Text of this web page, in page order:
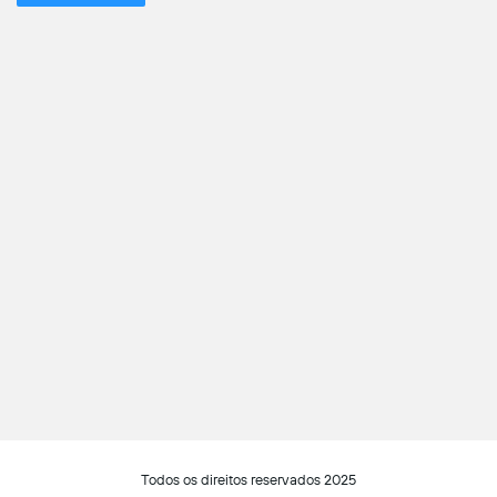
Todos os direitos reservados 2025